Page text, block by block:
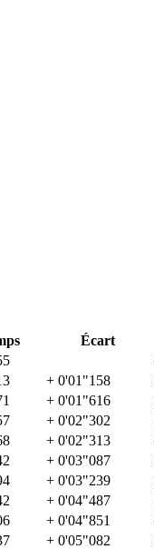
Écart
+ 0'01"158
+ 0'01"616
+ 0'02"302
+ 0'02"313
+ 0'03"087
+ 0'03"239
+ 0'04"487
+ 0'04"851
+ 0'05"082